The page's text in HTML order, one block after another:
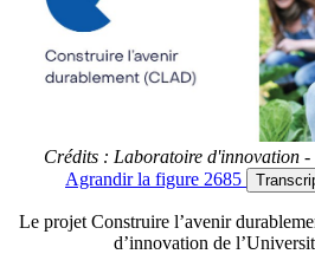
Crédits : Laboratoire d'innovation
Agrandirla figure 2685
Le projet Construire l’avenir
d’innovation de